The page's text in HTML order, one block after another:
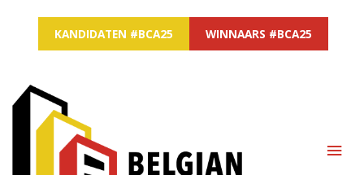
KANDIDATEN #BCA25 WINNAARS #BCA25